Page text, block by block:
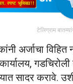
टेलिग्राम
अर्जाचा
सादर करावे.